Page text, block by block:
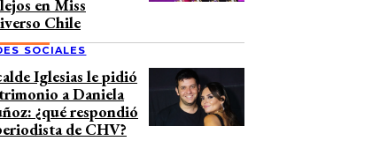
en Miss
Chile
SOCIALES
Iglesias le pidió
a Daniela
¿qué respondió
de CHV?